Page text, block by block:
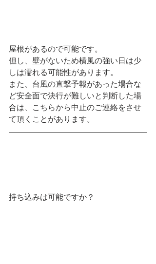
屋根があるので可能です。
但し、壁がないため横風の強い日は少
しは濡れる可能性があります。
また、台風の直撃予報があった場合な
ど安全面で決行が難しいと判断した場
合は、こちらから中止のご連絡をさせ
て頂くことがあります。
持ち込みは可能ですか？